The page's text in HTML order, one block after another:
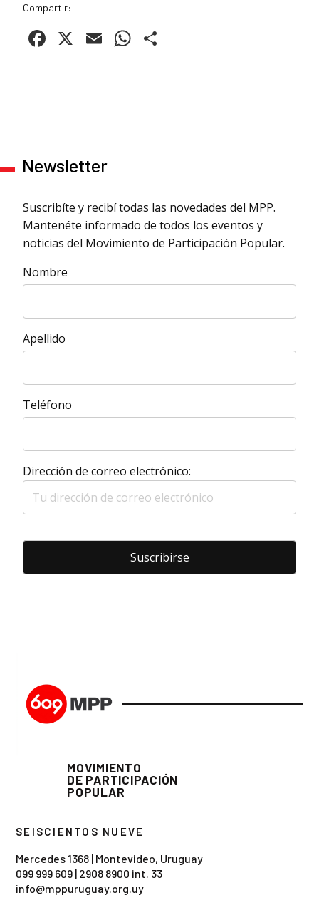
Compartir:
Facebook
X EmailWhatsApp
Newsletter
Suscribíte y recibí todas las novedades del MPP.
Mantenéte informado de todos los eventos y
noticias del Movimiento de Participación Popular.
Nombre
Apellido
Teléfono
Dirección de correo electrónico:
MOVIMIENTO
DE PARTICIPACIÓN
POPULAR
SEISCIENTOS NUEVE
Mercedes 1368 | Montevideo, Uruguay
099 999 609 | 2908 8900 int. 33
info@mppuruguay.org.uy